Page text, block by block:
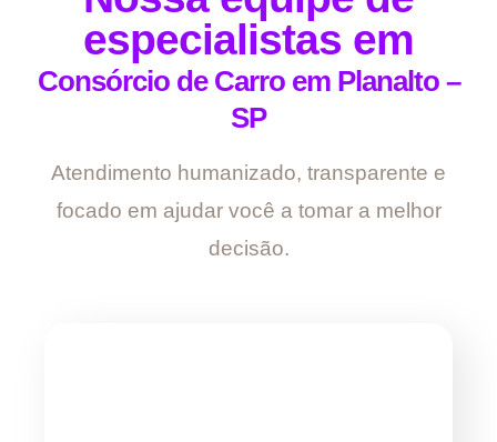
especialistas em
Consórcio de Carro em Planalto –
SP
Atendimento humanizado, transparente e
focado em ajudar você a tomar a melhor
decisão.